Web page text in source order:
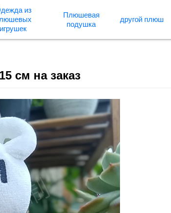
из
игрушек
Плюшевая
подушка
другой плюш
см на заказ